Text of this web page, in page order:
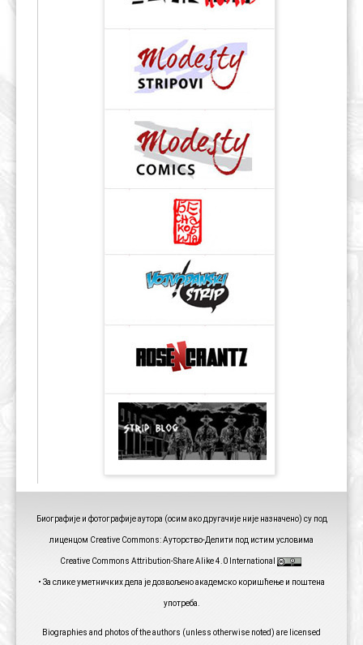
Биографије и фотографије аутора (осим ако другачије није назначено) су под
лиценцом Creative Commons: Ауторство-Делити под истим условима
Creative Commons Attribution-Share Alike 4.0 International
• За слике уметничких дела је дозвољено академско коришћење и поштена
употреба.
Biographies and photos of the authors (unless otherwise noted) are licensed